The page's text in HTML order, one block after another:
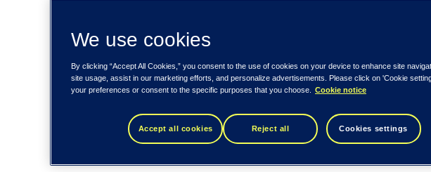
We use cookies
By clicking “Accept All Cookies,” you consent to the use of cookies on your device to enhance site
site usage, assist in our marketing efforts, and personalize advertisements. Please click on 'Cookie
your preferences or consent to the specific purposes that you choose.
Cookie notice
Accept all cookies Reject all Cookies settings